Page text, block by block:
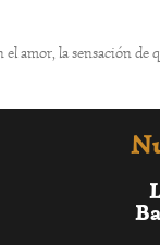
amor, la sensación de